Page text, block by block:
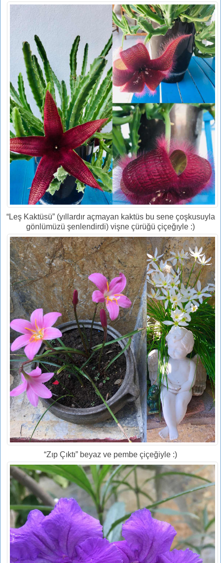
“Leş Kaktüsü” (yıllardır açmayan kaktüs bu sene çoşkusuyla
gönlümüzü şenlendirdi) vişne çürüğü çiçeğıyle :)
“Zıp Çıktı” beyaz ve pembe çiçeğiyle :)